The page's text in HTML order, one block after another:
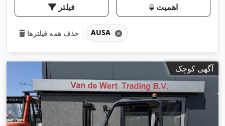
فیلتر اهمیت
حذف همه فیلترها AUSA
آگهی کوچک